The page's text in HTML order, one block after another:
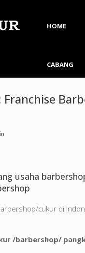
HOME
CABANG
Franchise
usaha
cukur di
/barbershop/